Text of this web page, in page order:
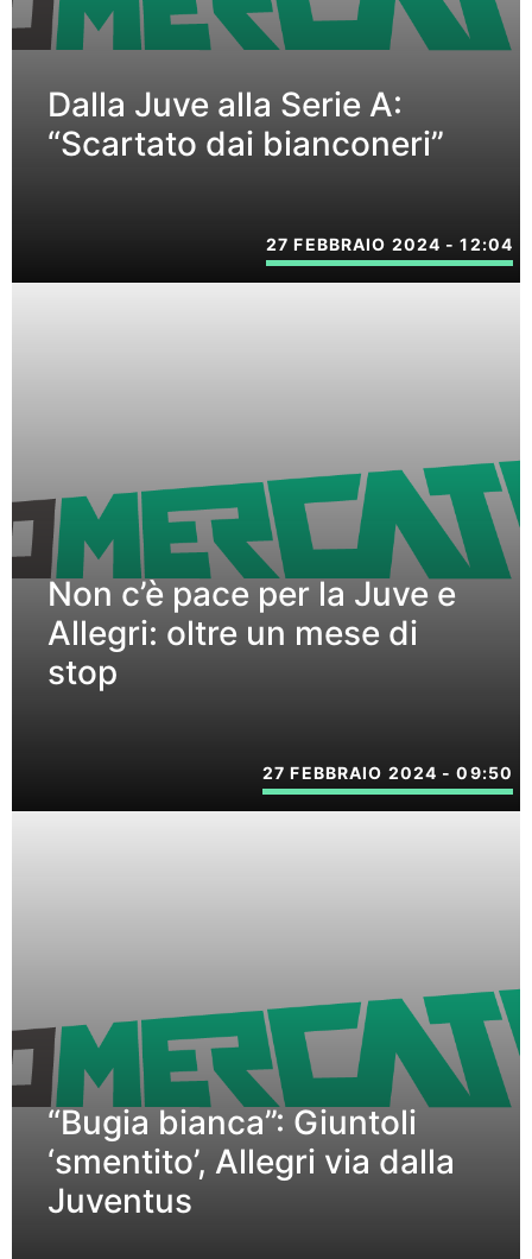
Dalla Juve alla Serie A:
“Scartato dai bianconeri”
27 FEBBRAIO 2024 - 12:04
Non c’è pace per la Juve e
Allegri: oltre un mese di
stop
27 FEBBRAIO 2024 - 09:50
“Bugia bianca”: Giuntoli
‘smentito’, Allegri via dalla
Juventus